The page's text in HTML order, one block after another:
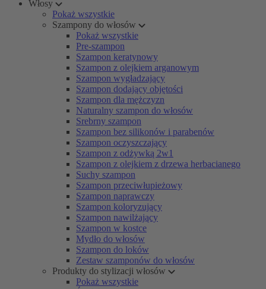
Włosy
Pokaż wszystkie
Szampony do włosów
Pokaż wszystkie
Pre-szampon
Szampon keratynowy
Szampon z olejkiem arganowym
Szampon wygładzający
Szampon dodający objętości
Szampon dla mężczyzn
Naturalny szampon do włosów
Srebrny szampon
Szampon bez silikonów i parabenów
Szampon oczyszczający
Szampon z odżywką 2w1
Szampon z olejkiem z drzewa herbacianego
Suchy szampon
Szampon przeciwłupieżowy
Szampon naprawczy
Szampon koloryzujący
Szampon nawilżający
Szampon w kostce
Mydło do włosów
Szampon do loków
Zestaw szamponów do włosów
Produkty do stylizacji włosów
Pokaż wszystkie